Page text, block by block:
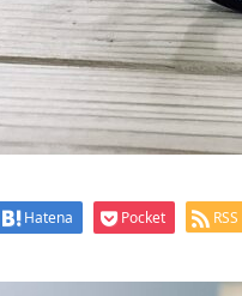
Hatena Pocket RSS